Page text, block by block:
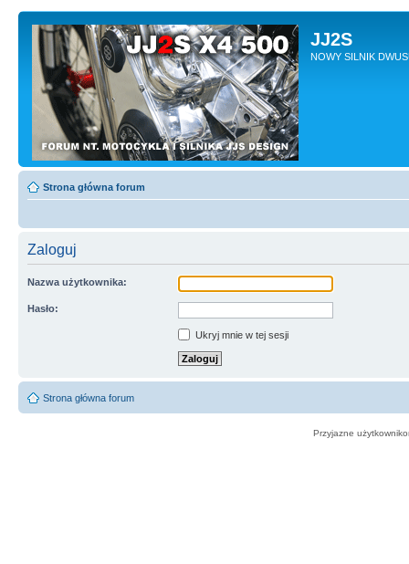
JJ2S
NOWY SILNIK
Strona główna forum
Zaloguj
Nazwa użytkownika:
Hasło:
Ukryj mnie w tej sesji
Strona główna forum
Przyjazne